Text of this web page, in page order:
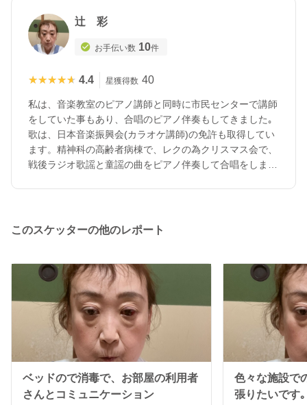
辻 彩
お手伝い数 10件
★★★★★
★★★★★ 4.4 星獲得数 40
私は、音楽教室のピアノ講師と同時に市民センターで講師
をしていた事もあり、合唱のピアノ伴奏もしてきました｡
歌は、日本音楽振興会(カラオケ講師)の免許も取得してい
ます。精神科の高齢者病棟で、レクの為クリスマス会で、
戦後ラジオ歌謡と童謡の曲をピアノ伴奏して合唱をしまし
は、リズム体操や口腔器体操、今日は何の日やカラオケ、
して、調理はその為の柔らかさん調理です｡アロマ足湯、
その後の塗り薬や飲み薬は、認知症介護基礎研修修了で実
習した、ゼリーやアクエリアスなどで柔らかく飲んでいた
だく事をしています。足湯のアロマテラピーだけではな
く、蒸しタオルを使ったハンドケアーマッサージもしてい
ます。森林浴の心ケアー、イルカや猫のなき声テラピー
CDでの心ケアーサービスもしています。 合わせて、バイ
タルチェックも合わせてしています。一生懸命、やさしく
心を持って、笑顔で、介護しますので、よろしくお願い致
このスケッターの他のレポート
ベッドので消毒で、お部屋の利用者
さんとコミュニケーション
色々な施設で
張りたいです｡